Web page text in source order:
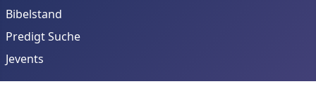
Bibelstand
Predigt Suche
Jevents